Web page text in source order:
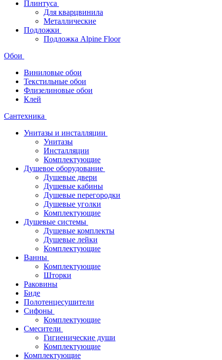
Плинтуса
Для кварцвинила
Металлические
Подложки
Подложка Alpine Floor
Обои
Виниловые обои
Текстильные обои
Флизелиновые обои
Клей
Сантехника
Унитазы и инсталляции
Унитазы
Инсталляции
Комплектующие
Душевое оборудование
Душевые двери
Душевые кабины
Душевые перегородки
Душевые уголки
Комплектующие
Душевые системы
Душевые комплекты
Душевые лейки
Комплектующие
Ванны
Комплектующие
Шторки
Раковины
Биде
Полотенцесушители
Сифоны
Комплектующие
Смесители
Гигиенические души
Комплектующие
Комплектующие